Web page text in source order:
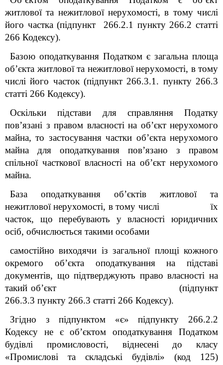
житлової та нежитлової нерухомості, в тому числі
його частка (підпункт 266.2.1 пункту 266.2 статті
266 Кодексу).
Базою оподаткування Податком є загальна площа
об’єкта житлової та нежитлової нерухомості, в тому
числі його часток (підпункт 266.3.1. пункту 266.3
статті 266 Кодексу).
Оскільки підстави для справляння Податку
пов’язані з правом власності на об’єкт нерухомого
майна, то застосування частки об’єкта нерухомого
майна для оподаткування пов’язано з правом
спільної часткової власності на об’єкт нерухомого
майна.
База оподаткування об’єктів житлової та
нежитлової нерухомості, в тому числі їх
часток, що перебувають у власності юридичних
осіб, обчислюється такими особами
самостійно виходячи із загальної площі кожного
окремого об’єкта оподаткування на підставі
документів, що підтверджують право власності на
такий об’єкт (підпункт
266.3.3 пункту 266.3 статті 266 Кодексу).
Згідно з підпунктом «є» підпункту 266.2.2
Кодексу не є об’єктом оподаткування Податком
будівлі промисловості, віднесені до класу
«Промислові та складські будівлі» (код 125)